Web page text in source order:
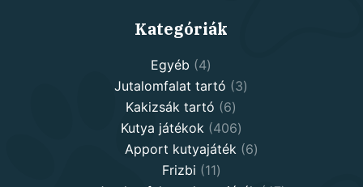
Kategóriák
Egyéb 44
products
Jutalomfalat tartó 33
Kakizsák tartó 66
products
Kutya játékok 406406
products
Apport kutyajáték 66
Frizbi 1111